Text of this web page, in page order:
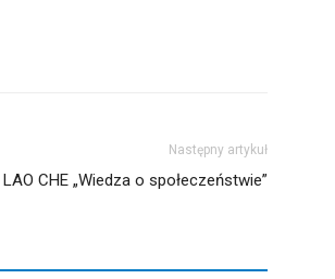
Następny artykuł
LAO CHE „Wiedza o społeczeństwie”